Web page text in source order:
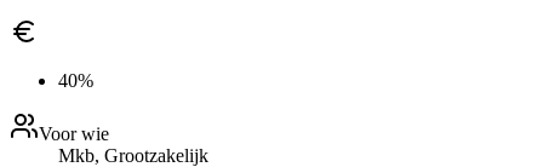
40%
Voor wie
Mkb, Grootzakelijk